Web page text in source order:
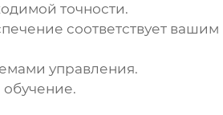
точности.
соответствует вашим
управления.